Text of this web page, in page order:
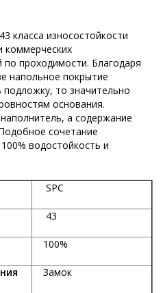
износостойкости
коммерческих
проходимости. Благодаря
напольное покрытие
то значительно
основания.
а содержание
сочетание
водостойкость и
SPC
43
100%
Замок